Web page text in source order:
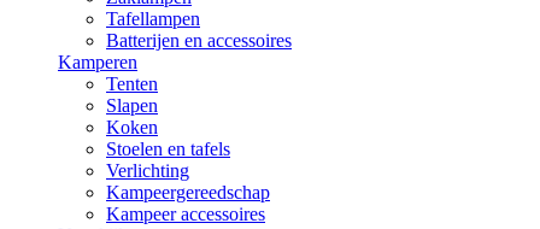
Tafellampen
Batterijen en accessoires
Kamperen
Tenten
Slapen
Koken
Stoelen en tafels
Verlichting
Kampeergereedschap
Kampeer accessoires